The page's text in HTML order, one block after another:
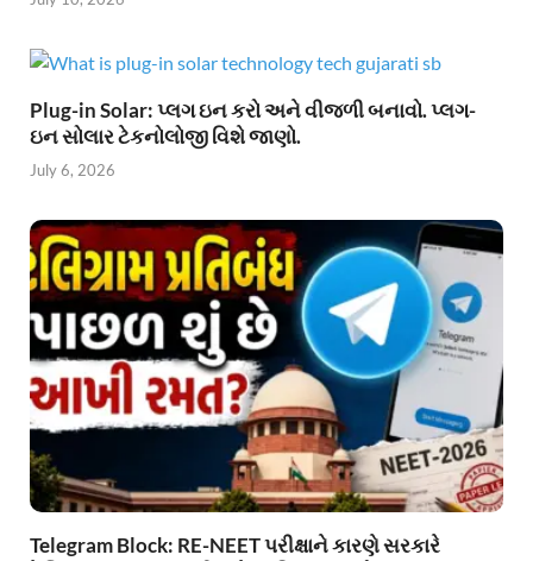
Plug-in Solar: પ્લગ ઇન કરો અને વીજળી બનાવો. પ્લગ-
ઇન સોલાર ટેકનોલોજી વિશે જાણો.
July 6, 2026
Telegram Block: RE-NEET પરીક્ષાને કારણે સરકારે